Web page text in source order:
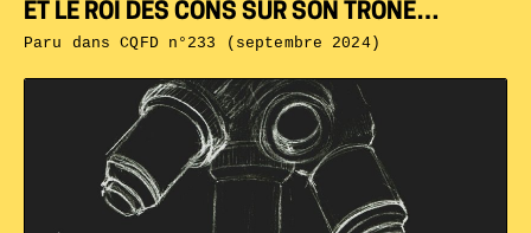
ET LE ROI DES CONS SUR SON TRÔNE…
Paru dansCQFD n°233 (septembre 2024)